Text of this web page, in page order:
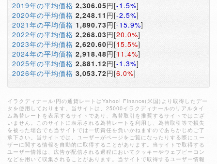
2019年の平均価格 2,306.05円[-1.5%]
2020年の平均価格 2,248.11 円[-2.5%]
2021年の平均価格 1,890.73円[-15.9%]
2022年の平均価格 2,268.03円[20.0%]
2023年の平均価格 2,620.60円[15.5%]
2024年の平均価格 2,918.48円[11.4%]
2025年の平均価格 2,881.12円[-1.3%]
2026年の平均価格 3,053.72円[6.0%]
イラクディナール/円の通貨レートはYahoo! Finance(米国)より取得したデー
タを使用しております。当サイトは、25000イラクディナールのリアルタイ
ム為替レートを表示するサイトであり、為替取引を推奨するサイトではござ
いません。このサイトに表示される為替レートを利用し、為替取引等で損失
を被った場合でも当サイトでは一切責任を負いかねますのであらかじめご了
承下さい。当サイトでは、ユーザーがページをご覧になったりする際にユー
ザーに関する情報を自動的に取得することがあります。当サイトで取得する
ユーザー情報は、広告が配信される過程においてクッキーやウェブビーコン
などを用いて収集されることがあります。当サイトで取得するユーザー情報